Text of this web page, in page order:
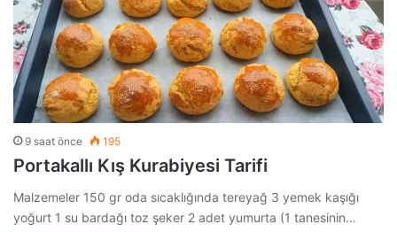
9 saat önce 195
Portakallı Kış Kurabiyesi Tarifi
Malzemeler 150 gr oda sıcaklığında tereyağ 3 yemek kaşığı
yoğurt 1 su bardağı toz şeker 2 adet yumurta (1 tanesinin…